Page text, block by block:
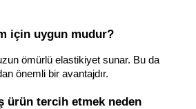
için uygun mudur?
ömürlü elastikiyet sunar. Bu da
önemli bir avantajdır.
ürün tercih etmek neden